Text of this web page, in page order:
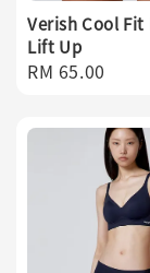
Verish Cool Fit
Lift Up
Regular
RM 65.00